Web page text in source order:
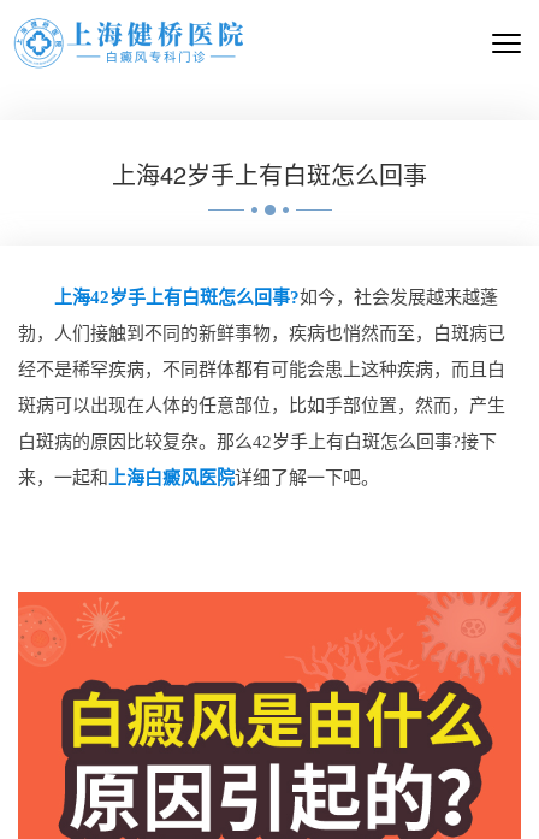
上海42岁手上有白斑怎么回事
上海42岁手上有白斑怎么回事?如今，社会发展越来越蓬
勃，人们接触到不同的新鲜事物，疾病也悄然而至，白斑病已
经不是稀罕疾病，不同群体都有可能会患上这种疾病，而且白
斑病可以出现在人体的任意部位，比如手部位置，然而，产生
白斑病的原因比较复杂。那么42岁手上有白斑怎么回事?接下
来，一起和
上海白癜风医院详细了解一下吧。